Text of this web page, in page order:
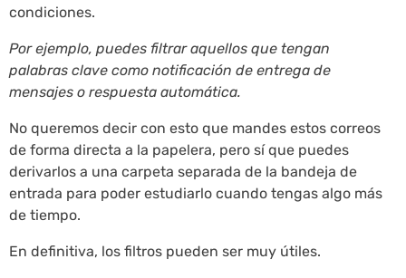
condiciones.
Por ejemplo, puedes filtrar aquellos que tengan
palabras clave como notificación de entrega de
mensajes o respuesta automática.
No queremos decir con esto que mandes estos correos
de forma directa a la papelera, pero sí que puedes
derivarlos a una carpeta separada de la bandeja de
entrada para poder estudiarlo cuando tengas algo más
de tiempo.
En definitiva, los filtros pueden ser muy útiles.